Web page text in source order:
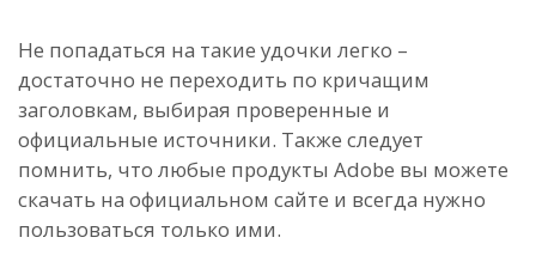
Не попадаться на такие удочки легко –
достаточно не переходить по кричащим
заголовкам, выбирая проверенные и
официальные источники. Также следует
помнить, что любые продукты Adobe вы можете
скачать на официальном сайте и всегда нужно
пользоваться только ими.